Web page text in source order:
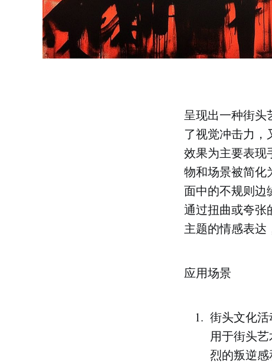
呈现出一种街头
了视觉冲击力，
效果为主要表现
物和场景被简化
面中的不规则边
通过扭曲或夸张
主题的情感表达
应用场景
街头文化
用于街头
烈的叛逆感